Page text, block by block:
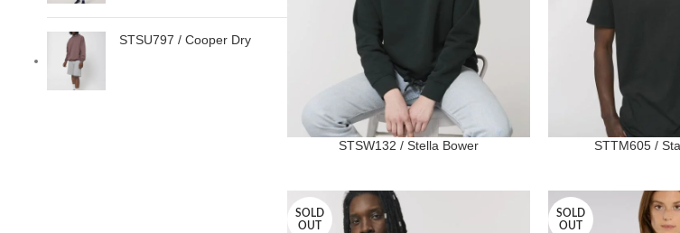
STSU797 / Cooper Dry
STSW132 / Stella Bower STTM605 /
SOLD
OUT
SOLD
OUT